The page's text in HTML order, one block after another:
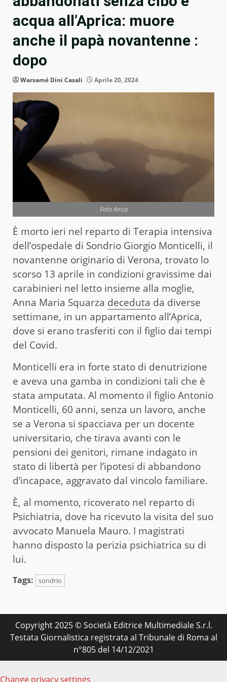
acqua all’Aprica: muore
anche il papà novantenne :
dopo
Warsamé Dini Casali Aprile 20, 2024
Foto Ansa
È morto ieri nel reparto di Terapia intensiva
dell’ospedale di Sondrio Giorgio Monticelli, il
novantenne originario di Verona, trovato lo
scorso 13 aprile in condizioni gravissime dai
carabinieri nel letto insieme alla moglie,
Anna Maria Squarza deceduta da diverse
settimane, in un appartamento all’Aprica,
dove si erano trasferiti con il figlio dai tempi
del Covid.
Monticelli era in forte stato di denutrizione
e aveva una gamba in condizioni tali che è
stata amputata. Al momento il figlio Antonio
Monticelli, 60 anni, senza un lavoro, anche
se a Verona si spacciava per un docente
universitario, che tirava avanti con le
pensioni dei genitori, rimane indagato in
stato di libertà per l’ipotesi di abbandono
d’incapace, aggravato dal vincolo familiare.
È, al momento, ricoverato nel reparto di
Psichiatria, dove ha ricevuto la visita del suo
avvocato Manuela Mauro. I magistrati
hanno disposto la perizia psichiatrica su di
lui.
Tags: sondrio
Copyright 2025 © Società Editrice Multimediale S.r.l.
Testata Giornalistica registrata al Tribunale di Roma al
n°805 del 14/12/2021
Change privacy settings